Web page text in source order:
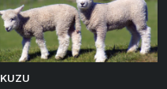
KUZU